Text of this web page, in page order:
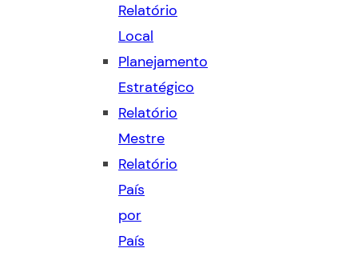
Relatório
Local
Planejamento
Estratégico
Relatório
Mestre
Relatório
País
por
País